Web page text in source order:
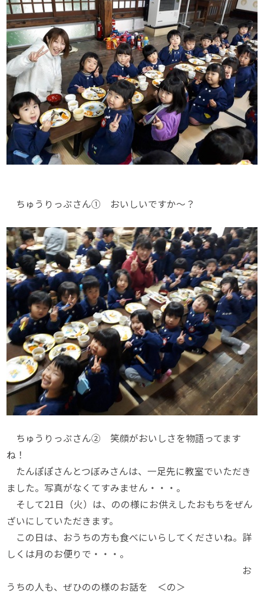
ちゅうりっぷさん① おいしいですか～？
ちゅうりっぷさん② 笑顔がおいしさを物語ってます
ね！
たんぽぽさんとつぼみさんは、一足先に教室でいただき
ました。写真がなくてすみません・・・。
そして21日（火）は、のの様にお供えしたおもちをぜん
ざいにしていただきます。
この日は、おうちの方も食べにいらしてくださいね。詳
しくは月のお便りで・・・。
お
うちの人も、ぜひのの様のお話を ＜の＞